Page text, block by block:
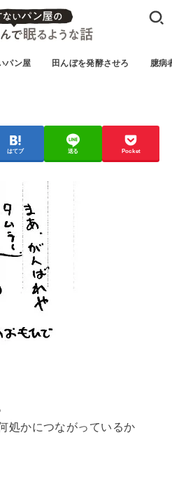
パン屋 田んぼを発酵させろ 臆病
はてブ 送る Pocket
処かにつながっているか